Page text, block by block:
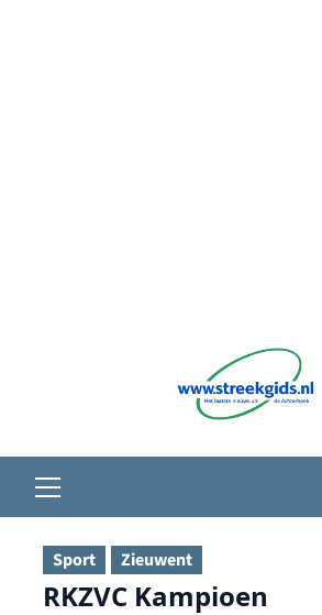
menu
Sport Zieuwent
RKZVC Kampioen